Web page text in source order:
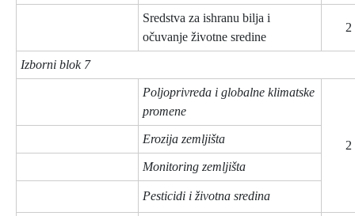
Sredstva za ishranu bilja i
očuvanje životne sredine
2
Izborni blok 7
Poljoprivreda i globalne klimatske
promene
2
Erozija zemljišta
Monitoring zemljišta
Pesticidi i životna sredina